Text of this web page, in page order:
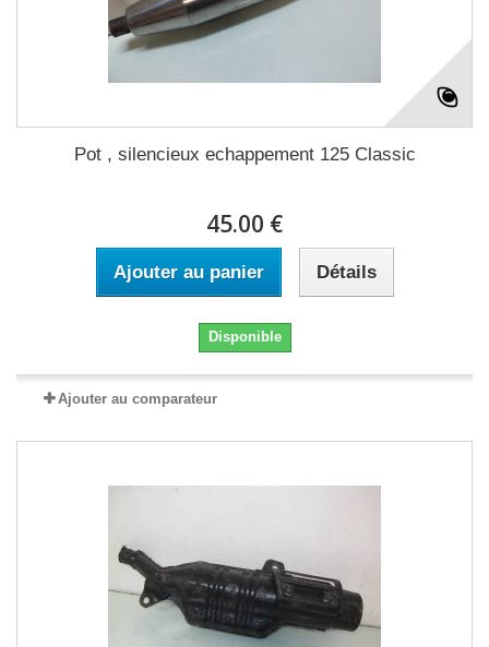
Pot , silencieux echappement 125 Classic
45.00 €
Ajouter au panier Détails
Disponible
Ajouter au comparateur